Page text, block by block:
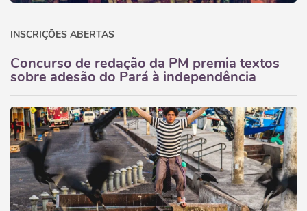
INSCRIÇÕES ABERTAS
Concurso de redação da PM premia textos
sobre adesão do Pará à independência